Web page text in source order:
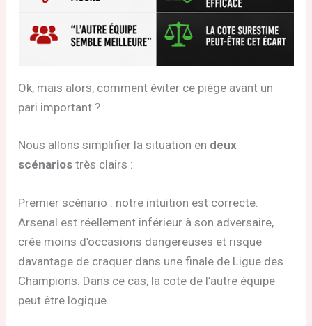
Ok, mais alors, comment éviter ce piège avant un
pari important ?
Nous allons simplifier la situation en deux
scénarios très clairs :
Premier scénario : notre intuition est correcte.
Arsenal est réellement inférieur à son adversaire,
crée moins d’occasions dangereuses et risque
davantage de craquer dans une finale de Ligue des
Champions. Dans ce cas, la cote de l’autre équipe
peut être logique.